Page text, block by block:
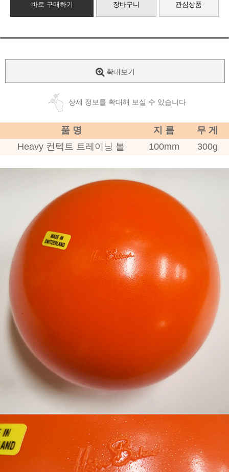
바로 구매하기 장바구니 관심상품
확대보기
상세 정보를 확대해 보실 수 있습니다
품 명 지 름
무 게
Heavy 컨텍트 트레이닝 볼
100mm 300g